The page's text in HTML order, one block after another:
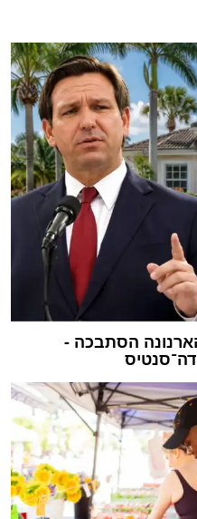
הסתבכה -